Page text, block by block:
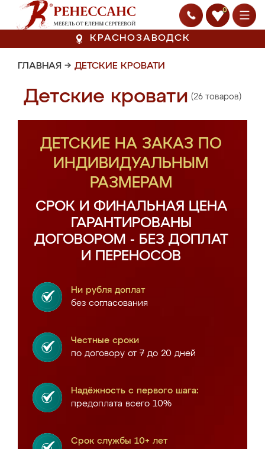
0
КРАСНОЗАВОДСК
ГЛАВНАЯ → ДЕТСКИЕ КРОВАТИ
Детские кровати (26 товаров)
ДЕТСКИЕ НА ЗАКАЗ ПО
ИНДИВИДУАЛЬНЫМ
РАЗМЕРАМ
СРОК И ФИНАЛЬНАЯ ЦЕНА
ГАРАНТИРОВАНЫ
ДОГОВОРОМ - БЕЗ ДОПЛАТ
И ПЕРЕНОСОВ
Ни рубля доплат
без согласования
Честные сроки
по договору от 7 до 20 дней
Надёжность с первого шага:
предоплата всего 10%
Срок службы 10+ лет